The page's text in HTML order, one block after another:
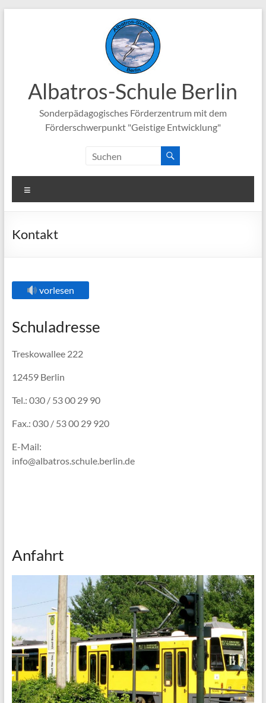
Albatros-Schule Berlin
Sonderpädagogisches Förderzentrum mit dem
Förderschwerpunkt "Geistige Entwicklung"
Kontakt
vorlesen
Schuladresse
Treskowallee 222
12459 Berlin
Tel.: 030 / 53 00 29 90
Fax.: 030 / 53 00 29 920
E-Mail:
info@albatros.schule.berlin.de
Anfahrt